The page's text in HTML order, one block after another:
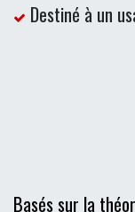
Destiné à un